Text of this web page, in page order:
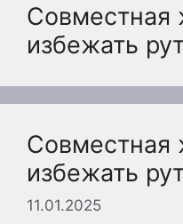
Совместная
избежать
Совместная
избежать
11.01.2025